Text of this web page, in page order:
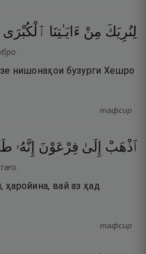
لِنُرِيَكَ مِنْ ءَايَـٰتِنَا ٱلْكُبْرَى
нишонаҳои бузурги Хешро
тафсир
ٱذْهَبْ إِلَىٰ فِرْعَوْنَ إِنَّهُۥ
вай аз ҳад
тафсир